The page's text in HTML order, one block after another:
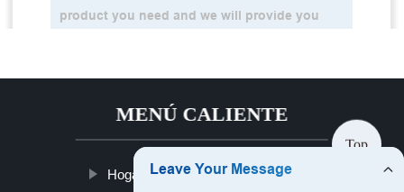
MENÚ CALIENTE
Hogar Productos
Top